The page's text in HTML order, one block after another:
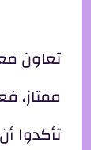
تعاون
ممتاز،
تأكدوا